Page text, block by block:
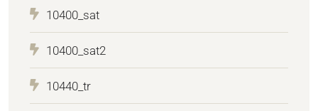
10400_sat
10400_sat2
10440_tr